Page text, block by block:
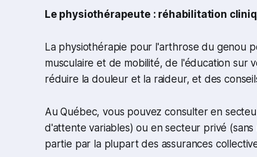
Le physiothérapeute : réhabilitation
La physiothérapie pour l'arthrose du genou
musculaire et de mobilité, de l'éducation sur
réduire la douleur et la raideur, et des
Au Québec, vous pouvez consulter en
d'attente variables) ou en secteur privé
partie par la plupart des assurances